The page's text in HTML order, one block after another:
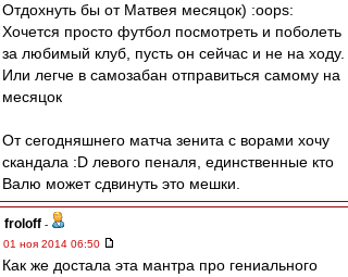
Отдохнуть бы от Матвея месяцок) :oops:
Хочется просто футбол посмотреть и поболеть
за любимый клуб, пусть он сейчас и не на ходу.
Или легче в самозабан отправиться самому на
месяцок
От сегодняшнего матча зенита с ворами хочу
скандала :D левого пеналя, единственные кто
Валю может сдвинуть это мешки.
froloff -
01 ноя 2014 06:50
Как же достала эта мантра про гениального